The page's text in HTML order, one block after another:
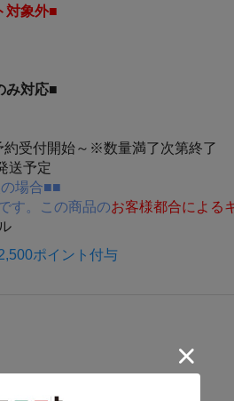
対象外■
み対応■
約受付開始～※数量満了次第終了
送予定
場合■■
す。この商品のお客様都合による
ポイント付与